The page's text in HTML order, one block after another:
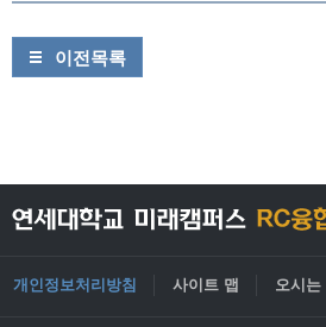
이전목록
개인정보처리방침 사이트 맵 오시는